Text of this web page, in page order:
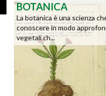
BOTANICA
La botanica è una scienza
conoscere in modo
vegetali ch...